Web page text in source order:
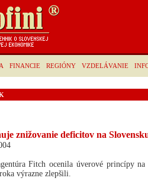
FINANCIE REGIÓNY VZDELÁVANIE
znižovanie deficitov na
Fitch ocenila úverové princípy
výrazne zlepšili.